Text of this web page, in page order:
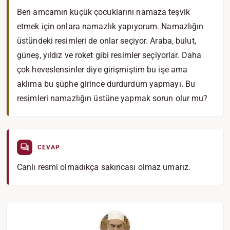
Ben amcamın küçük çocuklarını namaza teşvik
etmek için onlara namazlık yapıyorum. Namazlığın
üstündeki resimleri de onlar seçiyor. Araba, bulut,
güneş, yıldız ve roket gibi resimler seçiyorlar. Daha
çok heveslensinler diye girişmiştim bu işe ama
aklıma bu şüphe girince durdurdum yapmayı. Bu
resimleri namazlığın üstüne yapmak sorun olur mu?
CEVAP
Canlı resmi olmadıkça sakıncası olmaz umarız.